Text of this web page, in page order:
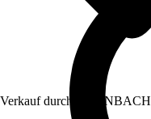
Verkauf durch: HORNBACH